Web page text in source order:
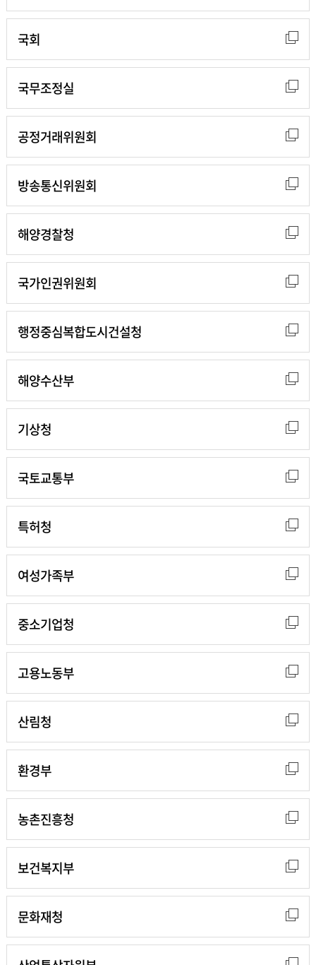
국회
국무조정실
공정거래위원회
방송통신위원회
해양경찰청
국가인권위원회
행정중심복합도시건설청
해양수산부
기상청
국토교통부
특허청
여성가족부
중소기업청
고용노동부
산림청
환경부
농촌진흥청
보건복지부
문화재청